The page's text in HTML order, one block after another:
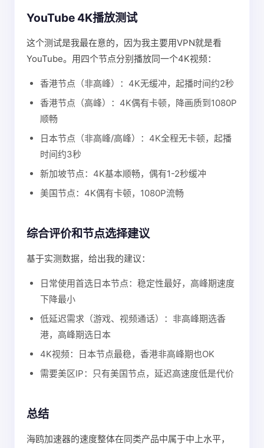
YouTube 4K播放测试
这个测试是我最在意的，因为我主要用VPN就是看
YouTube。用四个节点分别播放同一个4K视频：
香港节点（非高峰）：4K无缓冲，起播时间约2秒
香港节点（高峰）：4K偶有卡顿，降画质到1080P
顺畅
日本节点（非高峰/高峰）：4K全程无卡顿，起播
时间约3秒
新加坡节点：4K基本顺畅，偶有1-2秒缓冲
美国节点：4K偶有卡顿，1080P流畅
综合评价和节点选择建议
基于实测数据，给出我的建议：
日常使用首选日本节点：稳定性最好，高峰期速度
下降最小
低延迟需求（游戏、视频通话）：非高峰期选香
港，高峰期选日本
4K视频：日本节点最稳，香港非高峰期也OK
需要美区IP：只有美国节点，延迟高速度低是代价
总结
海鸥加速器的速度整体在同类产品中属于中上水平，